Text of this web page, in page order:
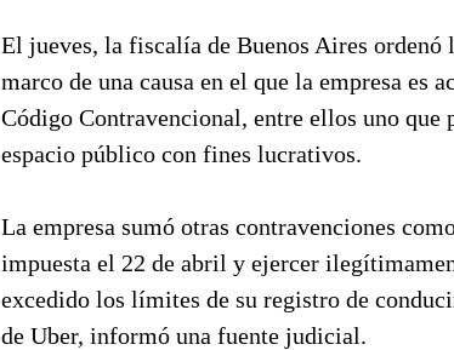
El jueves, la fiscalía de Buenos Aires ordenó
marco de una causa en el que la empresa es
Código Contravencional, entre ellos uno
espacio público con fines lucrativos.
La empresa sumó otras contravenciones
impuesta el 22 de abril y ejercer
excedido los límites de su registro de
de Uber, informó una fuente judicial.